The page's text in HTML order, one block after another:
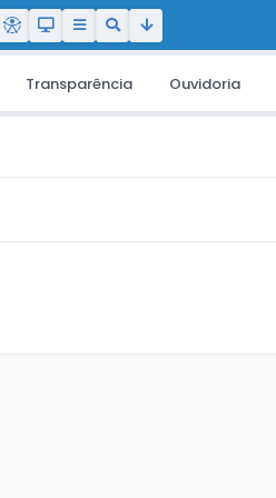
Transparência Ouvidoria